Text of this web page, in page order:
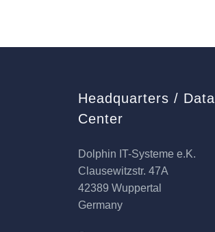
Headquarters / Data
Center
Dolphin IT-Systeme e.K.
Clausewitzstr. 47A
42389 Wuppertal
Germany